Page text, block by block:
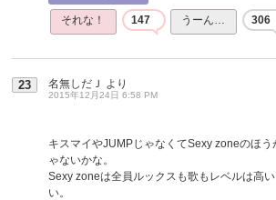
それな！ 147 うーん… 306
23 名無しだＪ より
2015年12月24日 6:58 PM
キスマイやJUMPじゃなくてSexy zoneのほう
ゃないかな。
Sexy zoneは全員ルックスも歌もレベルは高
い。